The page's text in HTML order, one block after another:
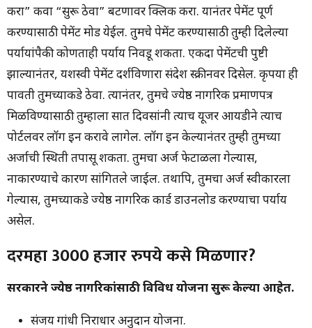
करा” किंवा “सुरू ठेवा” बटणावर क्लिक करा. यानंतर पेमेंट पूर्ण
करण्यासाठी पेमेंट मोड येईल. तुमचे पेमेंट करण्यासाठी तुम्ही दिलेल्या
पर्यायांपैकी कोणताही पर्याय निवडू शकता. एकदा पेमेंटची पुष्टी
झाल्यानंतर, यशस्वी पेमेंट दर्शविणारा संदेश स्क्रीनवर दिसेल. कृपया ही
पावती तुमच्याकडे ठेवा. त्यानंतर, तुमचे ज्येष्ठ नागरिक प्रमाणपत्र
मिळविण्यासाठी तुम्हाला सात दिवसांनी त्याच यूजर आयडीने त्याच
पोर्टलवर लॉग इन करावे लागेल. लॉग इन केल्यानंतर तुम्ही तुमच्या
अर्जाची स्थिती तपासू शकता. तुमचा अर्ज फेटाळला गेल्यास,
नाकारण्याचे कारण सांगितले जाईल. तथापि, तुमचा अर्ज स्वीकारला
गेल्यास, तुमच्याकडे ज्येष्ठ नागरिक कार्ड डाउनलोड करण्याचा पर्याय
असेल.
दरमहा 3000 हजार रुपये कसे मिळणार?
सरकारने ज्येष्ठ नागरिकांसाठी विविध योजना सुरू केल्या आहेत.
संजय गांधी निराधार अनुदान योजना.